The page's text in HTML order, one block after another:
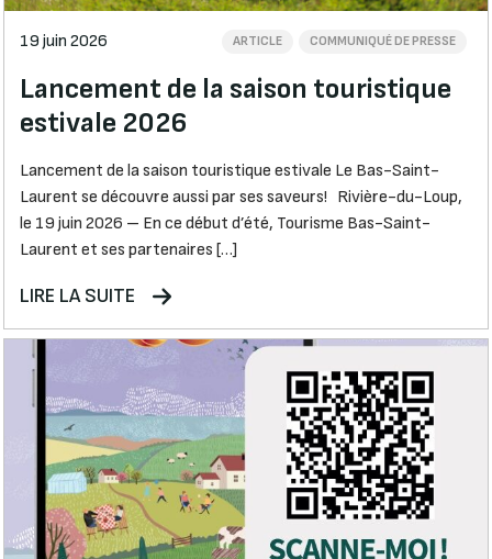
19 juin 2026 ARTICLE COMMUNIQUÉ DE PRESSE
Lancement de la saison touristique
estivale 2026
Lancement de la saison touristique estivale Le Bas-Saint-
Laurent se découvre aussi par ses saveurs! Rivière-du-Loup,
le 19 juin 2026 – En ce début d’été, Tourisme Bas-Saint-
Laurent et ses partenaires […]
LIRE LA SUITE